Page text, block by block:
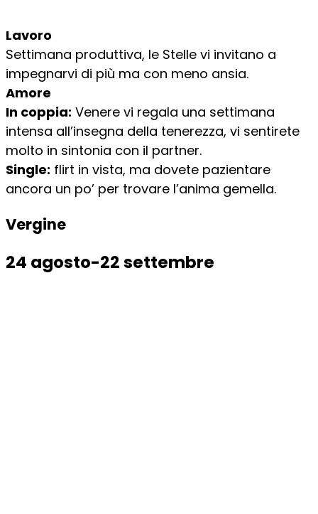
Lavoro
Settimana produttiva, le Stelle vi invitano a
impegnarvi di più ma con meno ansia.
Amore
In coppia: Venere vi regala una settimana
intensa all’insegna della tenerezza, vi sentirete
molto in sintonia con il partner.
Single: flirt in vista, ma dovete pazientare
ancora un po’ per trovare l’anima gemella.
Vergine
24 agosto-22 settembre